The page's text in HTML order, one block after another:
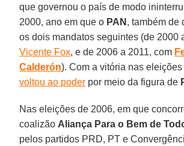
que governou o país de modo
2000, ano em que o PAN , também de
os dois mandatos seguintes (de 2000
Vicente Fox, e de 2006 a 2011, com
Calderón). Com a vitória nas
voltou ao poder por meio da figura de
Nas eleições de 2006, em que
coalizão Aliança Para o Bem de
pelos partidos PRD, PT e